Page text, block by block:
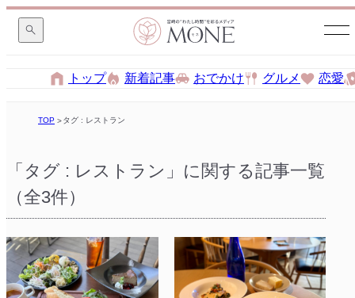
トップ 新着記事 おでかけ グルメ 恋愛
TOP タグ : レストラン
「タグ : レストラン」に関する記事一覧
（全3件）